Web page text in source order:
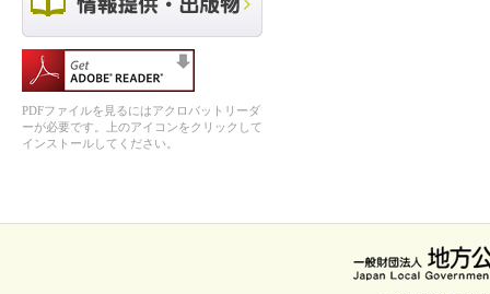
PDFファイルを見るにはアクロバットリーダ
ーが必要です。上のアイコンをクリックして
インストールしてください。